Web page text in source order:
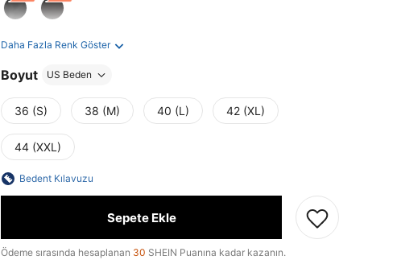
Daha Fazla Renk Göster
Boyut US Beden
36 (S) 38 (M) 40 (L) 42 (XL)
44 (XXL)
Bedent Kılavuzu
Sepete Ekle
Ödeme sırasında hesaplanan 30 SHEIN Puanına kadar kazanın.